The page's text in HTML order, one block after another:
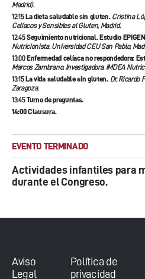
Madrid).
12:15 La dieta saludable sin gluten. Cristina
Celíacos y Sensibles al Gluten, Madrid.
12:45Seguimiento nutricional. Estudio
Nutricionista. Universidad CEU San Pablo,
13:00 Enfermedad celíaca no respondedora:
Marcos Zambrano. Investigadora. IMDEA
13:15 La vida saludable sin gluten. Dr. Ricardo
Zaragoza.
13:45Turno de preguntas.
14:00 Clausura.
EVENTO TERMINADO
Actividades infantiles para
durante el Congreso.
Aviso
Legal
Política de
privacidad